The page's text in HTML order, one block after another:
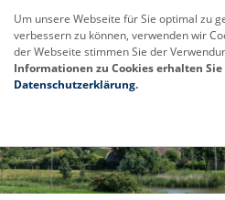
Um unsere Webseite für Sie optimal zu
verbessern zu können, verwenden wir
der Webseite stimmen Sie der
Informationen zu Cookies erhalten
Datenschutzerklärung.